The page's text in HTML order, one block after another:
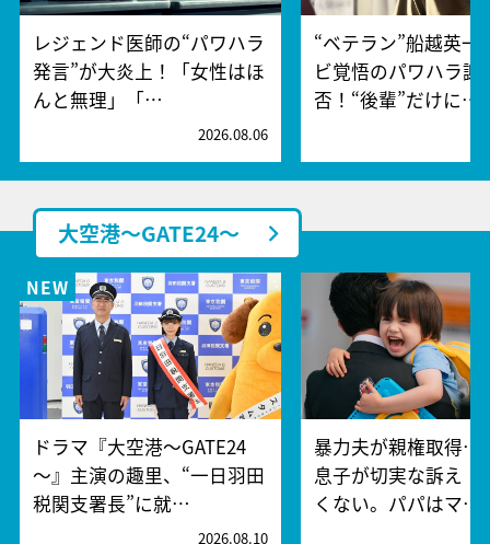
レジェンド医師の“パワハラ
発言”が大炎上！「女性はほ
んと無理」「…
2026.08.06
“ベテラン”船越英一
ビ覚悟のパワハラ謝
否！“後輩”だけに…
大空港～GATE24～
ドラマ『大空港～GATE24
～』主演の趣里、“一日羽田
税関支署長”に就…
2026.08.10
暴力夫が親権取得…
息子が切実な訴え「
くない。パパはマ…